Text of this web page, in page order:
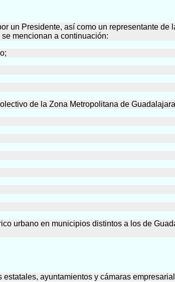
un Presidente, así como un representante
mencionan a continuación:
de la Zona Metropolitana de
urbano en municipios distintos a los de
ayuntamientos y cámaras